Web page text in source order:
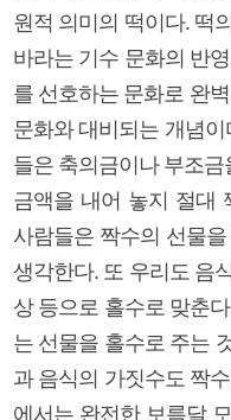
원적 의미의 떡이다. 떡
바라는 기수 문화의 반
를 선호하는 문화로 완
문화와 대비되는 개념
들은 축의금이나 부조금
금액을 내어 놓지 절대
사람들은 짝수의 선물
생각한다. 또 우리도 음
상 등으로 홀수로 맞춘
는 선물을 홀수로 주는
과 음식의 가짓수도 짝
에서는 완전한 보름달